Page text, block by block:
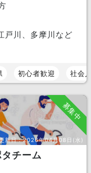
戸川、多摩川など
初心者歓迎 社会
募集中
新日：2026年04月08日(水)
チーム